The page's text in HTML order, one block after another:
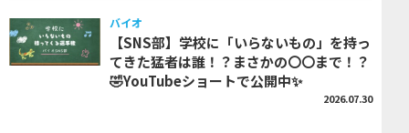
バイオ
【SNS部】学校に「いらないもの」を持っ
てきた猛者は誰！？まさかの〇〇まで！？
🤣YouTubeショートで公開中✨
2026.07.30